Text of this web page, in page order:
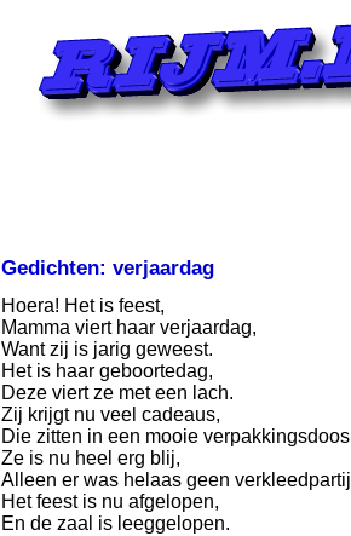
Gedichten: verjaardag
Hoera! Het is feest,
Mamma viert haar verjaardag,
Want zij is jarig geweest.
Het is haar geboortedag,
Deze viert ze met een lach.
Zij krijgt nu veel cadeaus,
Die zitten in een mooie
Ze is nu heel erg blij,
Alleen er was helaas geen
Het feest is nu afgelopen,
En de zaal is leeggelopen.